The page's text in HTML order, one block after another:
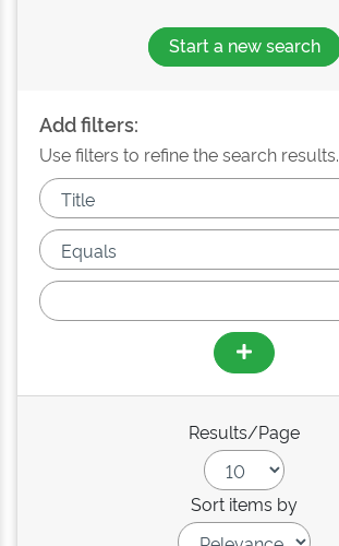
Start a new search
Add filters:
Use filters to refine the search results.
Results/Page
Sort items by